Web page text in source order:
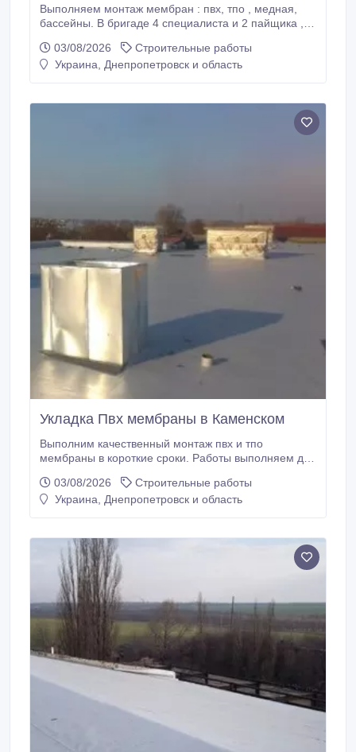
Выполняем монтаж мембран : пвх, тпо , медная,
бассейны. В бригаде 4 специалиста и 2 пайщика ,
субподряде. Возможны командировки . Контактный
номер и Viber 0930700702.Контактный номер
03/08/2026
Строительные работы
Украина, Днепропетровск и область
Укладка Пвх мембраны в Каменском
Выполним качественный монтаж пвх и тпо
мембраны в короткие сроки. Работы выполняем до
нашей компании помогут в : полном расчете
материалов нужных для кровли, в подборе
командировки, предоставляем полный пакет
документов , гарантию на выполненные работы до
20 лет (в зависимости от материала, и основания
кровли).
03/08/2026
Строительные работы
Украина, Днепропетровск и область